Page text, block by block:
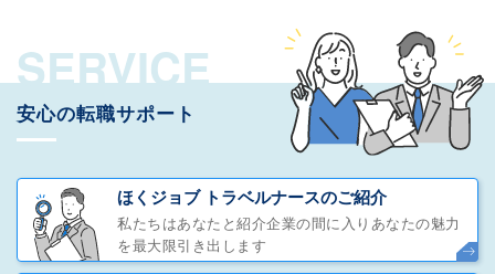
SERVICE
安心の転職サポート
ほくジョブ トラベルナースのご紹介
私たちはあなたと紹介企業の間に入りあなたの魅力
を最大限引き出します